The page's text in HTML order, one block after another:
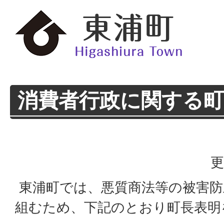
消費者行政に関する
東浦町では、悪質商法等の被害
組むため、下記のとおり町長表